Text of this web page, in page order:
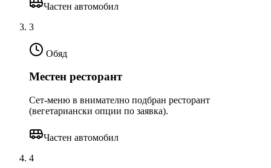
Частен автомобил
3
Обяд
Местен ресторант
Сет-меню в внимателно подбран ресторант
(вегетариански опции по заявка).
Частен автомобил
4